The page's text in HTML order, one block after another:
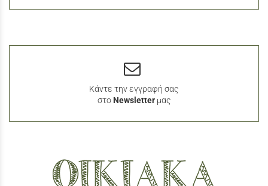
Κάντε την εγγραφή σας
στο Newsletterμας